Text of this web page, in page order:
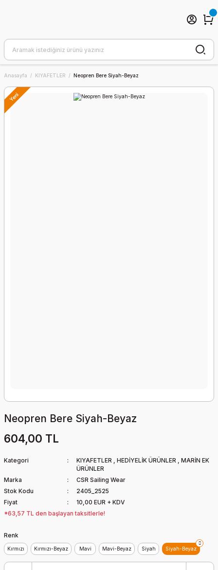
Anasayfa KIYAFETLER Neopren Bere Siyah-Beyaz
Yeni
Neopren Bere Siyah-Beyaz
604,00 TL
Kategori KIYAFETLER , HEDİYELİK ÜRÜNLER , MARİN EK
ÜRÜNLER
Marka
CSR Sailing Wear
Stok Kodu
2405_2525
Fiyat
10,00 EUR + KDV
*63,57 TL den başlayan taksitlerle!
Renk
Kırmızı Kırmızı-Beyaz Mavi Mavi-Beyaz Siyah Siyah-Beyaz